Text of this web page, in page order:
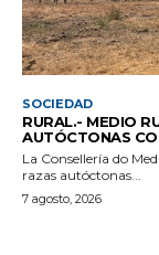
SOCIEDAD
RURAL.- MEDIO
AUTÓCTONAS
La Consellería do
razas autóctonas...
7 agosto, 2026